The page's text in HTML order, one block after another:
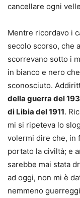
cancellare ogni
Mentre ricordavo i
secolo scorso, che
scorrevano sotto i
in bianco e nero
sconosciuto.
della guerra del
di Libia del 1911.
mi si ripeteva lo
volermi dire che, in
portato la civiltà; e
sarebbe mai stata
ad oggi, non mi è
nemmeno